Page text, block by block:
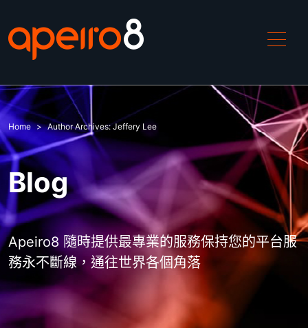
產品介紹
ApeiroCDN
解決方案
中國加速
DDoS攻擊緩解
Home Author Archives:Jeffery Lee
Blog
Apeiro8 隨時提供最專業的服務保持您的平台服
務永不斷線，通往世界各個角落